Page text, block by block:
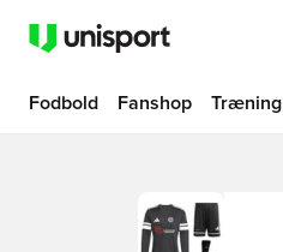
Fodbold Fanshop Træning